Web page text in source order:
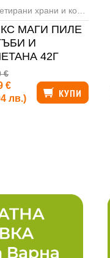
МАГИ ПИЛЕ
И
42Г
€
€
лв.)
КУПИ